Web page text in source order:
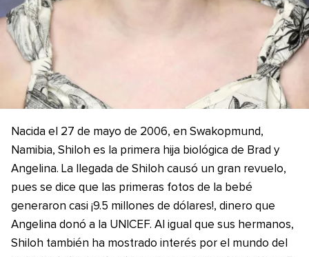
Nacida el 27 de mayo de 2006, en Swakopmund,
Namibia, Shiloh es la primera hija biológica de Brad y
Angelina. La llegada de Shiloh causó un gran revuelo,
pues se dice que las primeras fotos de la bebé
generaron casi ¡9.5 millones de dólares!, dinero que
Angelina donó a la UNICEF. Al igual que sus hermanos,
Shiloh también ha mostrado interés por el mundo del